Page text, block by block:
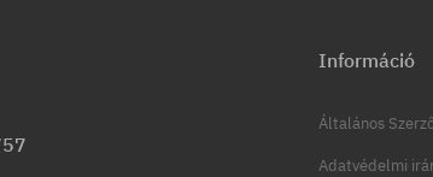
Információ
Általános
Adatvédelmi